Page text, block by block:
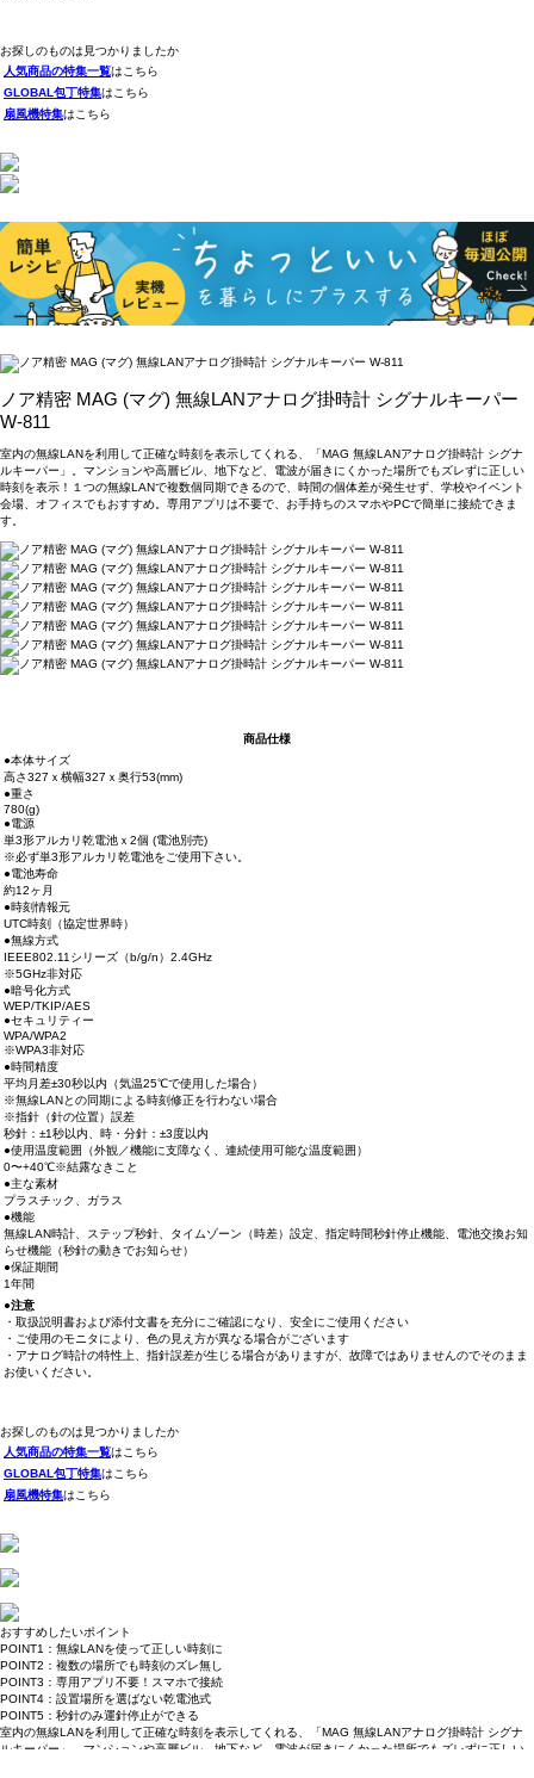
お探しのものは見つかりましたか
人気商品の特集一覧はこちら
GLOBAL包丁特集はこちら
扇風機特集はこちら
ノア精密 MAG (マグ) 無線LANアナログ掛時計 シグナルキーパー
W-811
室内の無線LANを利用して正確な時刻を表示してくれる、「MAG 無線LANアナログ掛時計 シグナ
ルキーパー」。マンションや高層ビル、地下など、電波が届きにくかった場所でもズレずに正しい
時刻を表示！１つの無線LANで複数個同期できるので、時間の個体差が発生せず、学校やイベント
会場、オフィスでもおすすめ。専用アプリは不要で、お手持ちのスマホやPCで簡単に接続できま
す。
商品仕様
●本体サイズ
高さ327ｘ横幅327ｘ奥行53(mm)
●重さ
780(g)
●電源
単3形アルカリ乾電池ｘ2個 (電池別売)
※必ず単3形アルカリ乾電池をご使用下さい。
●電池寿命
約12ヶ月
●時刻情報元
UTC時刻（協定世界時）
●無線方式
IEEE802.11シリーズ（b/g/n）2.4GHz
※5GHz非対応
●暗号化方式
WEP/TKIP/AES
●セキュリティー
WPA/WPA2
※WPA3非対応
●時間精度
平均月差±30秒以内（気温25℃で使用した場合）
※無線LANとの同期による時刻修正を行わない場合
※指針（針の位置）誤差
秒針：±1秒以内、時・分針：±3度以内
●使用温度範囲（外観／機能に支障なく、連続使用可能な温度範囲）
0〜+40℃※結露なきこと
●主な素材
プラスチック、ガラス
●機能
無線LAN時計、ステップ秒針、タイムゾーン（時差）設定、指定時間秒針停止機能、電池交換お知
らせ機能（秒針の動きでお知らせ）
●保証期間
1年間
●注意
・取扱説明書および添付文書を充分にご確認になり、安全にご使用ください
・ご使用のモニタにより、色の見え方が異なる場合がございます
・アナログ時計の特性上、指針誤差が生じる場合がありますが、故障ではありませんのでそのまま
お使いください。
お探しのものは見つかりましたか
人気商品の特集一覧はこちら
GLOBAL包丁特集はこちら
扇風機特集はこちら
おすすめしたいポイント
POINT1：無線LANを使って正しい時刻に
POINT2：複数の場所でも時刻のズレ無し
POINT3：専用アプリ不要！スマホで接続
POINT4：設置場所を選ばない乾電池式
POINT5：秒針のみ運針停止ができる
室内の無線LANを利用して正確な時刻を表示してくれる、「MAG 無線LANアナログ掛時計 シグナ
ルキーパー」。マンションや高層ビル、地下など、電波が届きにくかった場所でもズレずに正しい